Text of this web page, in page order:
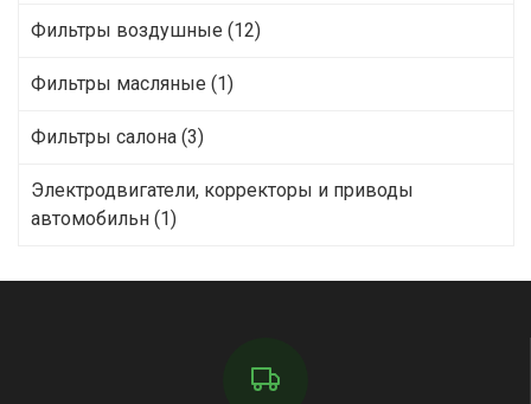
Фильтры воздушные (12)
Фильтры масляные (1)
Фильтры салона (3)
Электродвигатели, корректоры и приводы
автомобильн (1)